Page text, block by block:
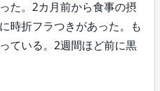
た。2カ月前から食事の摂
時折フラつきがあった。も
ている。2週間ほど前に黒